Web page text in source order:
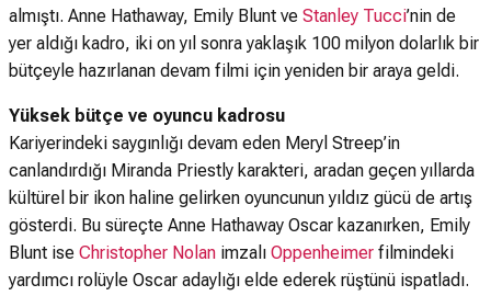
almıştı. Anne Hathaway, Emily Blunt ve Stanley Tucci’nin de
yer aldığı kadro, iki on yıl sonra yaklaşık 100 milyon dolarlık bir
bütçeyle hazırlanan devam filmi için yeniden bir araya geldi.
Yüksek bütçe ve oyuncu kadrosu
Kariyerindeki saygınlığı devam eden Meryl Streep’in
canlandırdığı Miranda Priestly karakteri, aradan geçen yıllarda
kültürel bir ikon haline gelirken oyuncunun yıldız gücü de artış
gösterdi. Bu süreçte Anne Hathaway Oscar kazanırken, Emily
Blunt ise Christopher Nolan imzalı Oppenheimer filmindeki
yardımcı rolüyle Oscar adaylığı elde ederek rüştünü ispatladı.